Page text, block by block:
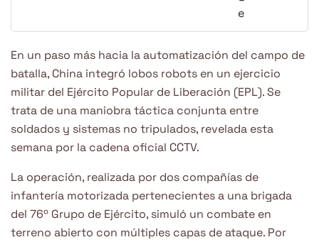
En un paso más hacia la automatización del campo de
batalla, China integró lobos robots en un ejercicio
militar del Ejército Popular de Liberación (EPL). Se
trata de una maniobra táctica conjunta entre
soldados y sistemas no tripulados, revelada esta
semana por la cadena oficial CCTV.
La operación, realizada por dos compañías de
infantería motorizada pertenecientes a una brigada
del 76º Grupo de Ejército, simuló un combate en
terreno abierto con múltiples capas de ataque. Por